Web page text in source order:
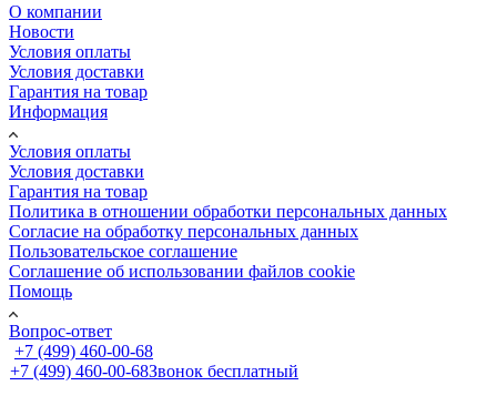
О компании
Новости
Условия оплаты
Условия доставки
Гарантия на товар
Информация
Условия оплаты
Условия доставки
Гарантия на товар
Политика в отношении обработки персональных данных
Cогласие на обработку персональных данных
Пользовательское соглашение
Cоглашение об использовании файлов cookie
Помощь
Вопрос-ответ
+7 (499) 460-00-68
+7 (499) 460-00-68Звонок бесплатный